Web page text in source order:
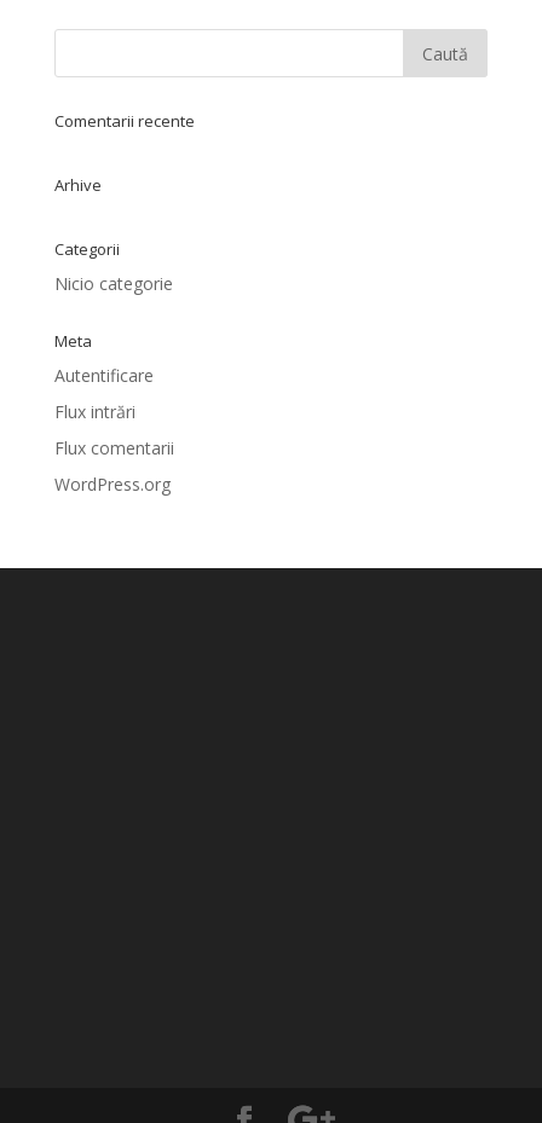
Comentarii recente
Arhive
Categorii
Nicio categorie
Meta
Autentificare
Flux intrări
Flux comentarii
WordPress.org